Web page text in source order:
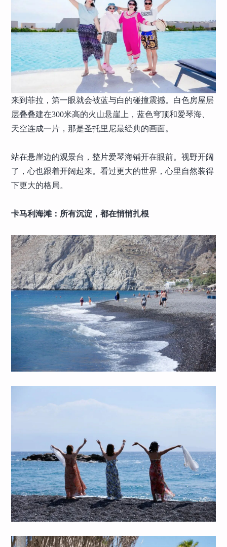
来到菲拉，第一眼就会被蓝与白的碰撞震撼。白色房屋层
层叠叠建在300米高的火山悬崖上，蓝色穹顶和爱琴海、
天空连成一片，那是圣托里尼最经典的画面。
站在悬崖边的观景台，整片爱琴海铺开在眼前。视野开阔
了，心也跟着开阔起来。看过更大的世界，心里自然装得
下更大的格局。
卡马利海滩：所有沉淀，都在悄悄扎根